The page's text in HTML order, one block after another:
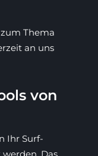
Thema
an uns
von
Ihr Surf-